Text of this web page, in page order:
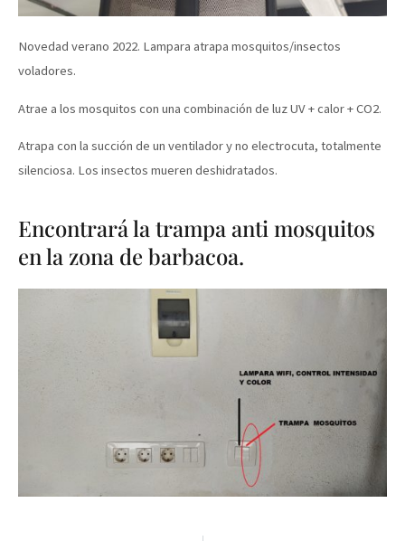
Novedad verano 2022. Lampara atrapa mosquitos/insectos
voladores.
Atrae a los mosquitos con una combinación de luz UV + calor + CO2.
Atrapa con la succión de un ventilador y no electrocuta, totalmente
silenciosa. Los insectos mueren deshidratados.
Encontrará la trampa anti mosquitos
en la zona de barbacoa.